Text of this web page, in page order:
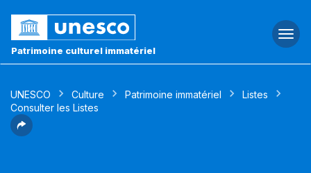
Patrimoine culturel immatériel
UNESCO Culture Patrimoine immatériel
Listes
Consulter les Listes